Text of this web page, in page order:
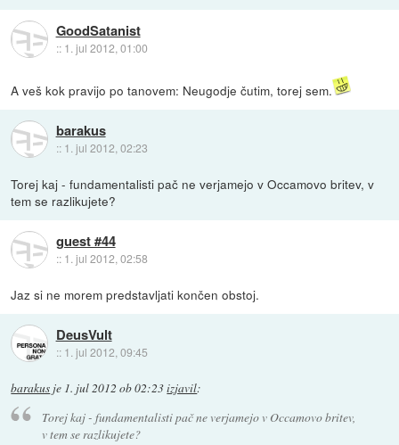
GoodSatanist
:: 1. jul 2012, 01:00
A veš kok pravijo po tanovem: Neugodje čutim, torej sem.
barakus
:: 1. jul 2012, 02:23
Torej kaj - fundamentalisti pač ne verjamejo v Occamovo britev, v
tem se razlikujete?
guest #44
:: 1. jul 2012, 02:58
Jaz si ne morem predstavljati končen obstoj.
DeusVult
:: 1. jul 2012, 09:45
barakus je 1. jul 2012 ob 02:23izjavil:
Torej kaj - fundamentalisti pač ne verjamejo v Occamovo britev,
v tem se razlikujete?